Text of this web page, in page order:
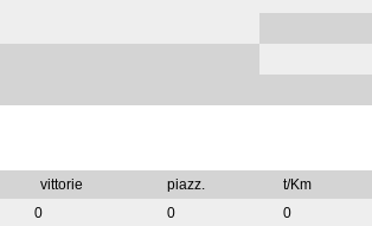
vittorie piazz. t/Km
0 0 0